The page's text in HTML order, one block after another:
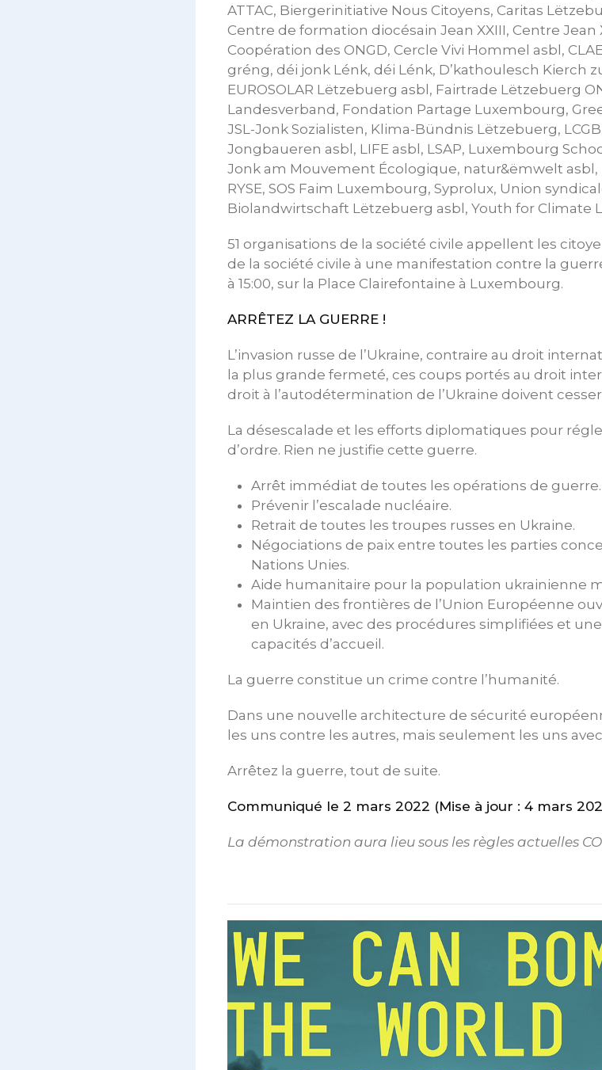
ATTAC, Biergerinitiative Nous Citoyens, Caritas
Centre de formation diocésain Jean XXIII, Centre Jean
Coopération des ONGD, Cercle Vivi Hommel asbl,
gréng, déi jonk Lénk, déi Lénk, D’kathoulesch Kierch
EUROSOLAR Lëtzebuerg asbl, Fairtrade Lëtzebuerg
Landesverband, Fondation Partage Luxembourg,
JSL-Jonk Sozialisten, Klima-Bündnis Lëtzebuerg,
Jongbaueren asbl, LIFE asbl, LSAP, Luxembourg
Jonk am Mouvement Écologique, natur&ëmwelt asbl,
RYSE, SOS Faim Luxembourg, Syprolux, Union
Biolandwirtschaft Lëtzebuerg asbl, Youth for Climate
51 organisations de la société civile appellent les
de la société civile à une manifestation contre la
à 15:00, sur la Place Clairefontaine à Luxembourg.
ARRÊTEZ LA GUERRE !
L’invasion russe de l’Ukraine, contraire au droit
la plus grande fermeté, ces coups portés au droit
droit à l’autodétermination de l’Ukraine doivent
La désescalade et les efforts diplomatiques pour
d’ordre. Rien ne justifie cette guerre.
Arrêt immédiat de toutes les opérations de guerre.
Prévenir l’escalade nucléaire.
Retrait de toutes les troupes russes en Ukraine.
Négociations de paix entre toutes les parties
Nations Unies.
Aide humanitaire pour la population ukrainienne
Maintien des frontières de l’Union Européenne
en Ukraine, avec des procédures simplifiées et
capacités d’accueil.
La guerre constitue un crime contre l’humanité.
Dans une nouvelle architecture de sécurité
les uns contre les autres, mais seulement les uns
Arrêtez la guerre, tout de suite.
Communiqué le 2 mars 2022 (Mise à jour : 4 mars
La démonstration aura lieu sous les règles actuelles